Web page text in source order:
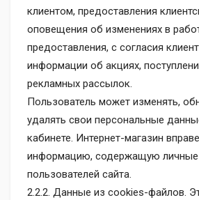
клиентом, предоставления
оповещения об изменениях в
предоставления, с согласия
информации об акциях,
рекламных рассылок.
Пользователь может изменять,
удалять свои персональные
кабинете. Интернет-магазин
информацию, содержащую
пользователей сайта.
2.2.2. Данные из cookies-файлов.